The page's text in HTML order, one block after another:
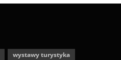
wystawy turystyka